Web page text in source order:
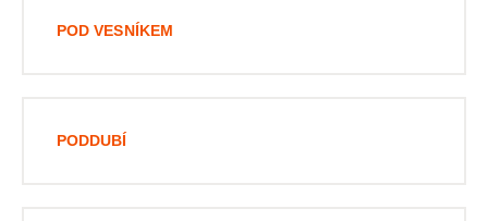
POD VESNÍKEM
PODDUBÍ